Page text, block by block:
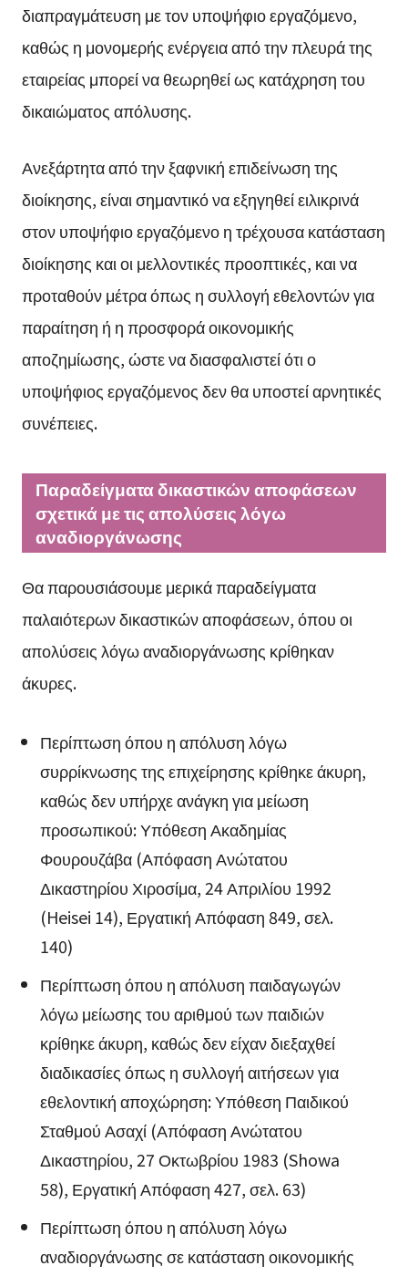
διαπραγμάτευση με τον υποψήφιο εργαζόμενο,
καθώς η μονομερής ενέργεια από την πλευρά της
εταιρείας μπορεί να θεωρηθεί ως κατάχρηση του
δικαιώματος απόλυσης.
Ανεξάρτητα από την ξαφνική επιδείνωση της
διοίκησης, είναι σημαντικό να εξηγηθεί ειλικρινά
στον υποψήφιο εργαζόμενο η τρέχουσα κατάσταση
διοίκησης και οι μελλοντικές προοπτικές, και να
προταθούν μέτρα όπως η συλλογή εθελοντών για
παραίτηση ή η προσφορά οικονομικής
αποζημίωσης, ώστε να διασφαλιστεί ότι ο
υποψήφιος εργαζόμενος δεν θα υποστεί αρνητικές
συνέπειες.
Παραδείγματα δικαστικών αποφάσεων
σχετικά με τις απολύσεις λόγω
αναδιοργάνωσης
Θα παρουσιάσουμε μερικά παραδείγματα
παλαιότερων δικαστικών αποφάσεων, όπου οι
απολύσεις λόγω αναδιοργάνωσης κρίθηκαν
άκυρες.
Περίπτωση όπου η απόλυση λόγω
συρρίκνωσης της επιχείρησης κρίθηκε άκυρη,
καθώς δεν υπήρχε ανάγκη για μείωση
προσωπικού: Υπόθεση Ακαδημίας
Φουρουζάβα (Απόφαση Ανώτατου
Δικαστηρίου Χιροσίμα, 24 Απριλίου 1992
(Heisei 14), Εργατική Απόφαση 849, σελ.
140)
Περίπτωση όπου η απόλυση παιδαγωγών
λόγω μείωσης του αριθμού των παιδιών
κρίθηκε άκυρη, καθώς δεν είχαν διεξαχθεί
διαδικασίες όπως η συλλογή αιτήσεων για
εθελοντική αποχώρηση: Υπόθεση Παιδικού
Σταθμού Ασαχί (Απόφαση Ανώτατου
Δικαστηρίου, 27 Οκτωβρίου 1983 (Showa
58), Εργατική Απόφαση 427, σελ. 63)
Περίπτωση όπου η απόλυση λόγω
αναδιοργάνωσης σε κατάσταση οικονομικής